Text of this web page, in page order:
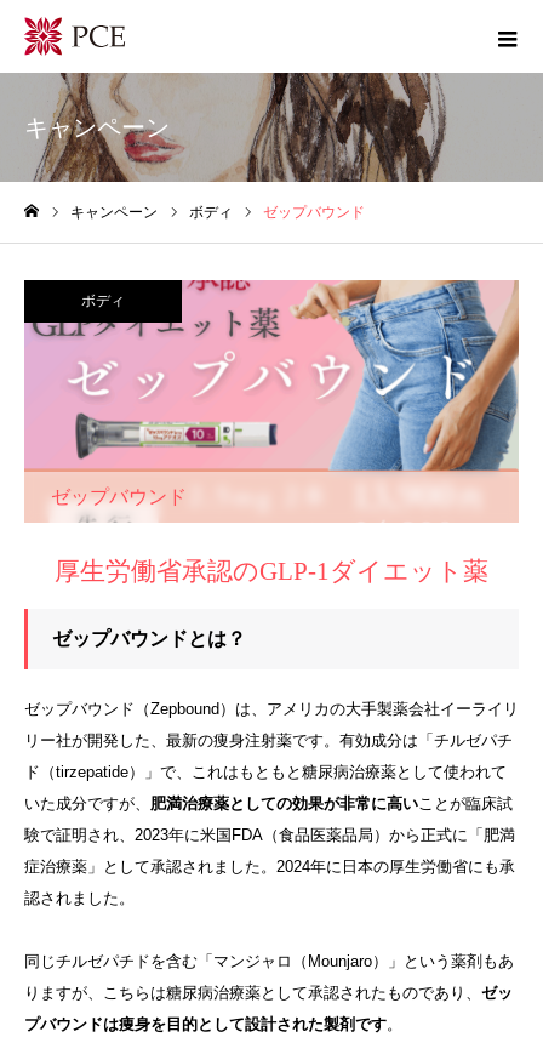
キャンペーン
キャンペーン ボディ ゼップバウンド
ボディ
ゼップバウンド
厚生労働省承認のGLP-1ダイエット薬
ゼップバウンドとは？
ゼップバウンド（Zepbound）は、アメリカの大手製薬会社イーライリ
リー社が開発した、最新の痩身注射薬です。有効成分は「チルゼパチ
ド（tirzepatide）」で、これはもともと糖尿病治療薬として使われて
いた成分ですが、 肥満治療薬としての効果が非常に高いことが臨床試
験で証明され、2023年に米国FDA（食品医薬品局）から正式に「肥満
症治療薬」として承認されました。2024年に日本の厚生労働省にも承
認されました。
同じチルゼパチドを含む「マンジャロ（Mounjaro）」という薬剤もあ
りますが、こちらは糖尿病治療薬として承認されたものであり、 ゼッ
プバウンドは痩身を目的として設計された製剤です。